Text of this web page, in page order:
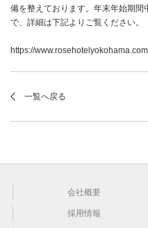
備を整えております。年末年始期
で、詳細は下記よりご覧ください。
https://
一覧へ戻る
会社概要
採用情報